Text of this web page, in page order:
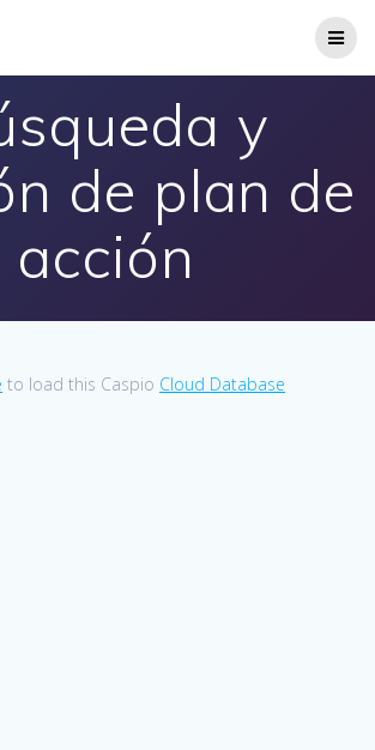
y
de plan de
acción
to load this Caspio Cloud Database